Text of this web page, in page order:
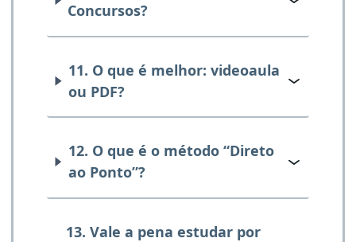
Concursos?
11. O que é melhor: videoaula
ou PDF?
12. O que é o método “Direto
ao Ponto”?
13. Vale a pena estudar por